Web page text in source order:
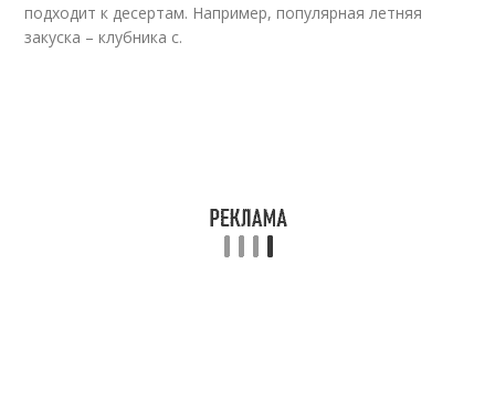
подходит к десертам. Например, популярная летняя
закуска – клубника с.